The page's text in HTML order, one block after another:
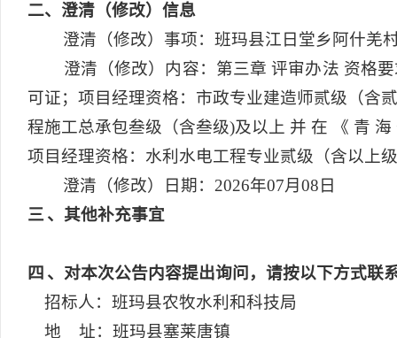
二、澄清（修改）信息
澄清（修改）事项：班玛县江日堂乡阿什羌
澄清（修改）内容：第三章 评审办法 资格
可证；项目经理资格：市政专业建造师贰级（含
程施工总承包叁级（含叁级)及以上 并 在 《 青
项目经理资格：水利水电工程专业贰级（含以上
澄清（修改）日期：2026年07月08日
三、其他补充事宜
四 、对本次公告内容提出询问，请按以下方式联
招标人：班玛县农牧水利和科技局
地 址：班玛县塞莱唐镇